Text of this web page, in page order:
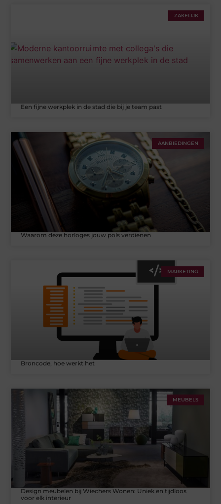
ZAKELIJK
Een fijne werkplek in de stad die bij je team past
AANBIEDINGEN
Waarom deze horloges jouw pols verdienen
MARKETING
Broncode, hoe werkt het
MEUBELS
Design meubelen bij Wiechers Wonen: Uniek en tijdloos
voor elk interieur